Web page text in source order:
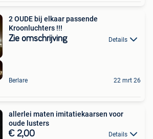
2 OUDE bij elkaar passende
Kroonluchters !!!
Zie omschrijving Details
Berlare 22 mrt 26
allerlei maten imitatiekaarsen voor
oude lusters
€ 2,00 Details